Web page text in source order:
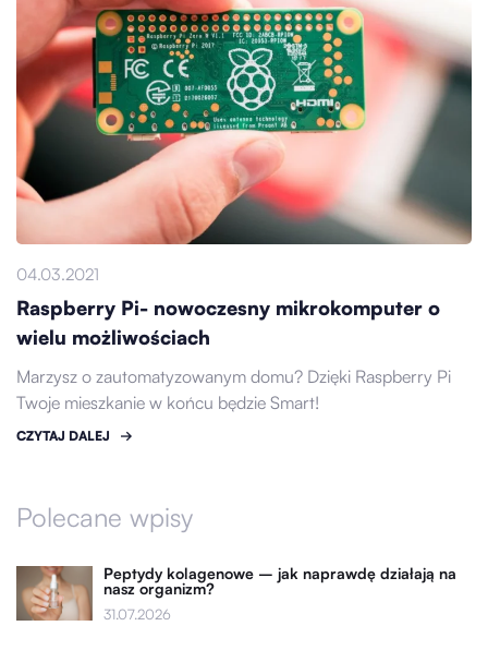
04.03.2021
Raspberry Pi- nowoczesny mikrokomputer o
wielu możliwościach
Marzysz o zautomatyzowanym domu? Dzięki Raspberry Pi
Twoje mieszkanie w końcu będzie Smart!
CZYTAJ DALEJ
Polecane wpisy
Peptydy kolagenowe – jak naprawdę działają na
nasz organizm?
31.07.2026